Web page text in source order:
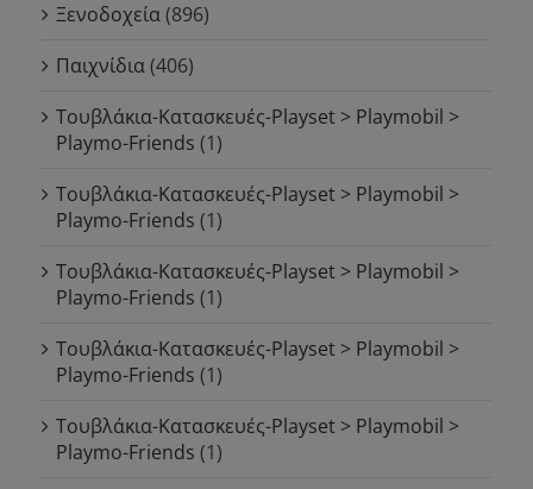
Ξενοδοχεία(896)
Παιχνίδια(406)
Τουβλάκια-Κατασκευές-Playset > Playmobil >
Playmo-Friends (1)
Τουβλάκια-Κατασκευές-Playset > Playmobil >
Playmo-Friends (1)
Τουβλάκια-Κατασκευές-Playset > Playmobil >
Playmo-Friends (1)
Τουβλάκια-Κατασκευές-Playset > Playmobil >
Playmo-Friends (1)
Τουβλάκια-Κατασκευές-Playset > Playmobil >
Playmo-Friends (1)